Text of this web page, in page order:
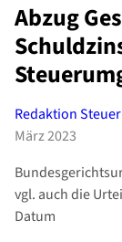
Abzug
Redaktion
März 2023
vgl. auch die
Datum